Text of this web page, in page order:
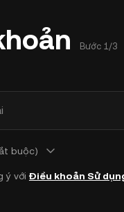
Bước 1/3
buộc)
ý với Điều khoản Sử